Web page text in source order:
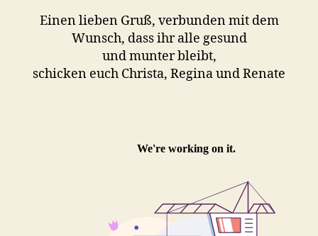
Einen lieben Gruß, verbunden mit dem
Wunsch, dass ihr alle gesund
und munter bleibt,
schicken euch Christa, Regina und Renate